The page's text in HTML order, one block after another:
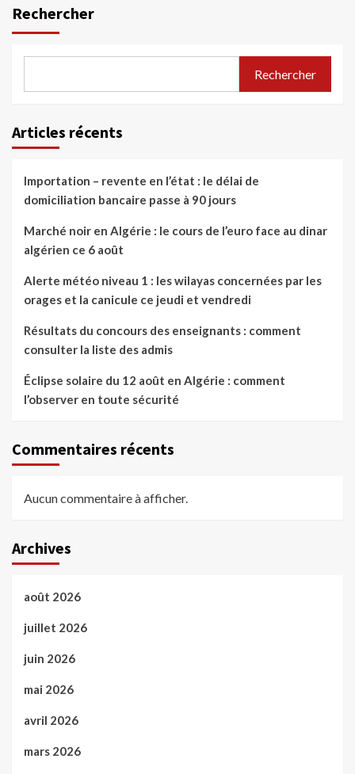
Rechercher
Rechercher
Articles récents
Importation – revente en l’état : le délai de
domiciliation bancaire passe à 90 jours
Marché noir en Algérie : le cours de l’euro face au dinar
algérien ce 6 août
Alerte météo niveau 1 : les wilayas concernées par les
orages et la canicule ce jeudi et vendredi
Résultats du concours des enseignants : comment
consulter la liste des admis
Éclipse solaire du 12 août en Algérie : comment
l’observer en toute sécurité
Commentaires récents
Aucun commentaire à afficher.
Archives
août 2026
juillet 2026
juin 2026
mai 2026
avril 2026
mars 2026